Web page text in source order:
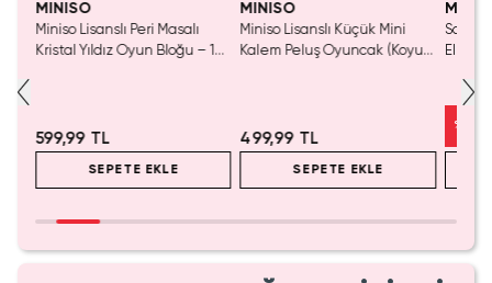
MINISO
Miniso Lisanslı Peri Masalı
Kristal Yıldız Oyun Bloğu – 14
599,99 TL
SEPETE EKLE
MINISO
Miniso Lisanslı Küçük Mini
Kalem Peluş Oyuncak (Koyu
499,99 TL
SEPETE EKLE
Sanrio
Elma
%